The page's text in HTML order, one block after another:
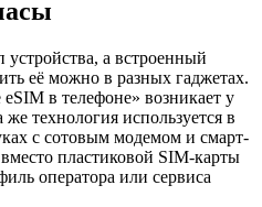
а встроенный
её можно в разных гаджетах.
в телефоне» возникает у
технология используется в
с сотовым модемом и смарт-
пластиковой SIM-карты
оператора или сервиса